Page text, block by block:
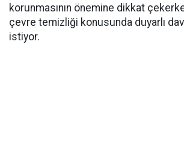
korunmasının önemine dikkat
çevre temizliği konusunda duyarlı
istiyor.